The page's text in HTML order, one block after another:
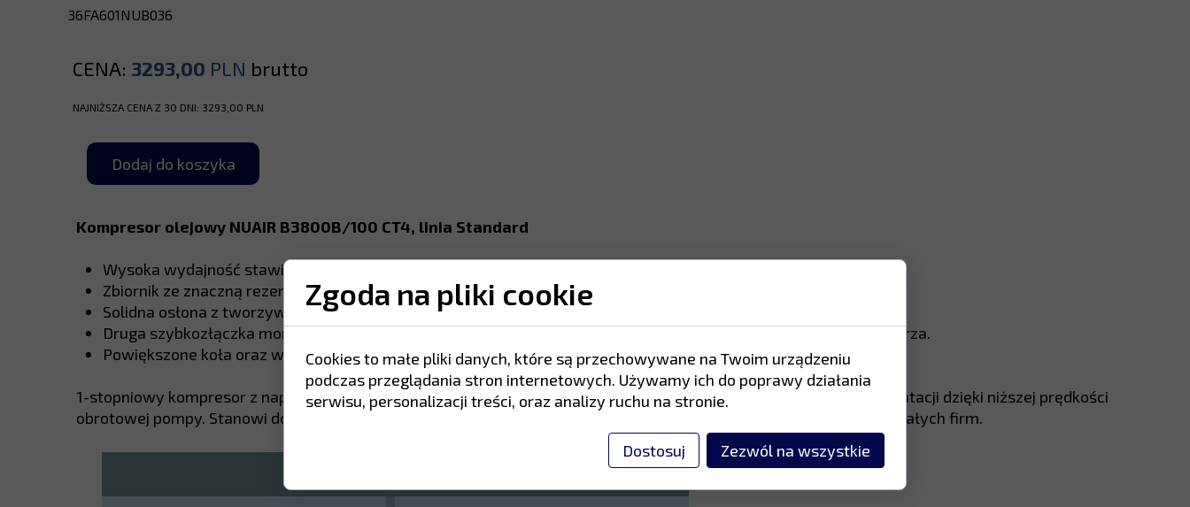
Dodaj do koszyka
36FA601NUB036
Kompresor olejowy NUAIR B3800B/100 CT4, linia Standard
Wysoka wydajność stawia pompę B3800B na pierwszym miejscu w swojej kategorii.
Zbiornik ze znaczną rezerwą powietrza zapewniającą długą, nieprzerwaną pracę.
Solidna osłona z tworzywa sztucznego chroni przed zagrożeniem ze strony wszystkich ruchomych elementów.
Druga szybkozłączka montowana bezpośrednio na zbiorniku w celu lepszego wykorzystania sprężonego powietrza.
Powiększone koła oraz wygodny uchwyt ułatwiający transport.
1-stopniowy kompresor z napędem pasowym. Skonstruowany tak, aby zapewnić niezawodność i długi okres eksploatacji dzięki niższej prędkości
obrotowej pompy. Stanowi doskonałe narzędzie dla wymagających hobbystów, rzemieślników, profesjonalistów i małych firm.
CENA: 3293,00 PLN brutto
NAJNIŻSZA CENA Z 30 DNI: 3293,00 PLN
Zgoda na pliki cookie
Cookies to małe pliki danych, które są przechowywane na Twoim urządzeniu
podczas przeglądania stron internetowych. Używamy ich do poprawy działania
serwisu, personalizacji treści, oraz analizy ruchu na stronie.
Dostosuj Zezwól na wszystkie